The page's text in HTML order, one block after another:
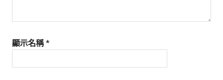
顯示名稱*